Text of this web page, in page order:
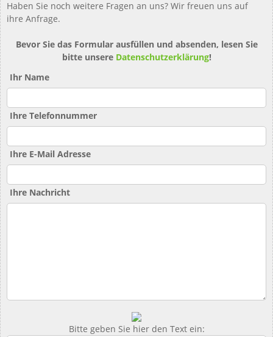
Haben Sie noch weitere Fragen an uns? Wir freuen uns auf
ihre Anfrage.
Bevor Sie das Formular ausfüllen und absenden, lesen Sie
bitte unsere Datenschutzerklärung!
Ihr Name
Ihre Telefonnummer
Ihre E-Mail Adresse
Ihre Nachricht
Bitte geben Sie hier den Text ein: